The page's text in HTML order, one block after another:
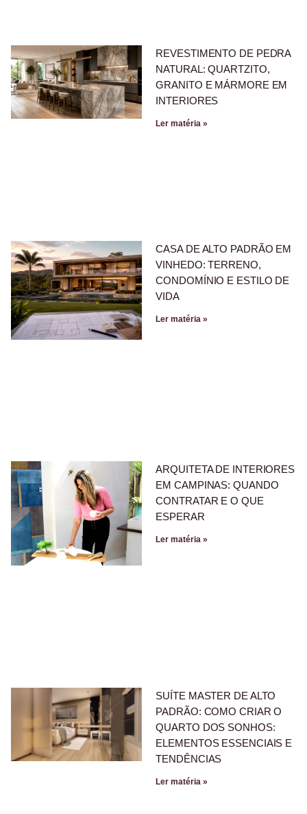
REVESTIMENTO DE PEDRA
NATURAL: QUARTZITO,
GRANITO E MÁRMORE EM
INTERIORES
Ler matéria »
CASA DE ALTO PADRÃO EM
VINHEDO: TERRENO,
CONDOMÍNIO E ESTILO DE
VIDA
Ler matéria »
ARQUITETA DE INTERIORES
EM CAMPINAS: QUANDO
CONTRATAR E O QUE
ESPERAR
Ler matéria »
SUÍTE MASTER DE ALTO
PADRÃO: COMO CRIAR O
QUARTO DOS SONHOS:
ELEMENTOS ESSENCIAIS E
TENDÊNCIAS
Ler matéria »